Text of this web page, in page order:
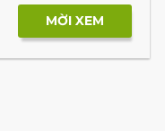
MỜI XEM